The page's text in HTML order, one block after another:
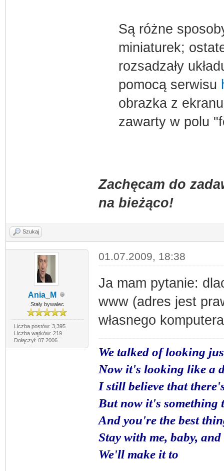
Są różne
miniaturek;
rozsadzały
pomocą serwisu
obrazka z
zawarty w polu
Zachęcam do
na bieżąco!
Szukaj
Ania_M
Stały bywalec
Liczba postów: 3,395
Liczba wątków: 219
Dołączył: 07.2006
01.07.2009, 18:38
Ja mam pytanie:
www (adres jest
własnego
We talked of looking
Now it's looking like a
I still believe that
But now it's something
And you're the best
Stay with me, baby,
We'll make it to